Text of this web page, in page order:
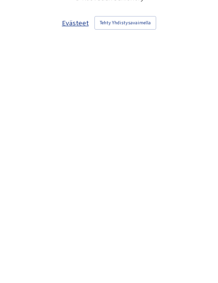
Evästeet Tehty Yhdistysavaimella